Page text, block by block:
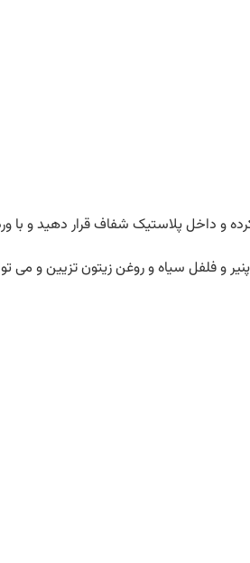
و داخل پلاستیک شفاف قرار دهید و
و فلفل سیاه و روغن زیتون تزیین و می